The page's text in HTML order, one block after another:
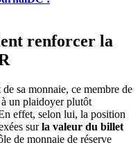
renforcer la
sa monnaie, ce membre de
à un plaidoyer plutôt
effet, selon lui, la position
surla valeur du billet
de monnaie de réserve